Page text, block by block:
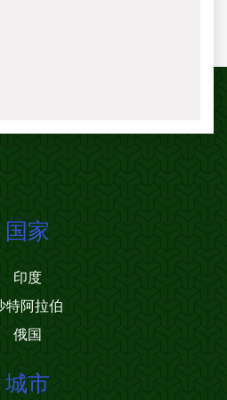
国家
印度
特阿拉伯
俄国
城市